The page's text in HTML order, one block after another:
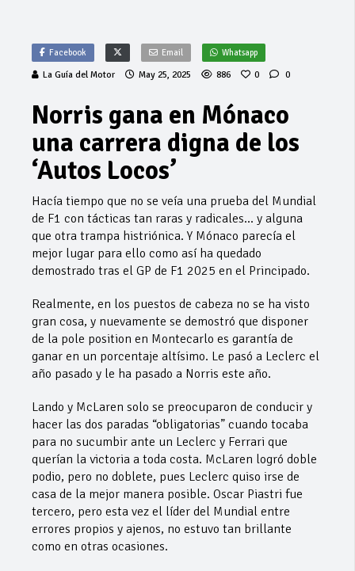
Facebook Email Whatsapp
La Guía del Motor May 25, 2025 886 0 0
Norris gana en Mónaco
una carrera digna de los
‘Autos Locos’
Hacía tiempo que no se veía una prueba del Mundial
de F1 con tácticas tan raras y radicales… y alguna
que otra trampa histriónica. Y Mónaco parecía el
mejor lugar para ello como así ha quedado
demostrado tras el GP de F1 2025 en el Principado.
Realmente, en los puestos de cabeza no se ha visto
gran cosa, y nuevamente se demostró que disponer
de la pole position en Montecarlo es garantía de
ganar en un porcentaje altísimo. Le pasó a Leclerc el
año pasado y le ha pasado a Norris este año.
Lando y McLaren solo se preocuparon de conducir y
hacer las dos paradas “obligatorias” cuando tocaba
para no sucumbir ante un Leclerc y Ferrari que
querían la victoria a toda costa. McLaren logró doble
podio, pero no doblete, pues Leclerc quiso irse de
casa de la mejor manera posible. Oscar Piastri fue
tercero, pero esta vez el líder del Mundial entre
errores propios y ajenos, no estuvo tan brillante
como en otras ocasiones.